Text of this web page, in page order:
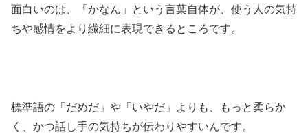
面白いのは、「かなん」という言葉自体が、使う人の気持
ちや感情をより繊細に表現できるところです。
標準語の「だめだ」や「いやだ」よりも、もっと柔らか
く、かつ話し手の気持ちが伝わりやすいんです。